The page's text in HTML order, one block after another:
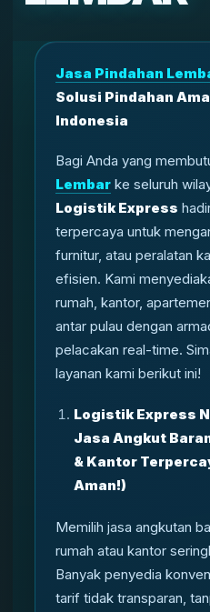
Jasa Pindahan
Solusi Pindahan
Indonesia
Bagi Anda yang
Lembar ke seluruh
Logistik Express
terpercaya untuk
furnitur, atau peralatan
efisien. Kami
rumah, kantor,
antar pulau dengan
pelacakan real-time.
layanan kami berikut ini!
Logistik Express
Jasa Angkut
& Kantor
Aman!)
Memilih jasa angkutan
rumah atau kantor
Banyak penyedia
tarif tidak transparan,